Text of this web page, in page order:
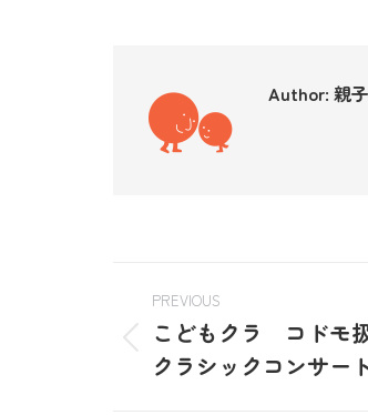
Author: 親
PREVIOUS
こどもクラ コドモ
クラシックコンサー